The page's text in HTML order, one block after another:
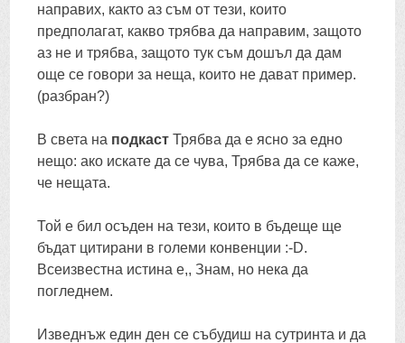
направих, както аз съм от тези, които
предполагат, какво трябва да направим, защото
аз не и трябва, защото тук съм дошъл да дам
още се говори за неща, които не дават пример.
(разбран?)
В света на подкаст Трябва да е ясно за едно
нещо: ако искате да се чува, Трябва да се каже,
че нещата.
Той е бил осъден на тези, които в бъдеще ще
бъдат цитирани в големи конвенции :-D.
Всеизвестна истина е,, Знам, но нека да
погледнем.
Изведнъж един ден се събудиш на сутринта и да